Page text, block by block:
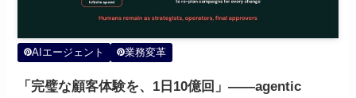
AIエージェント 業務変革
「完璧な顧客体験を、1日10億回」——agentic